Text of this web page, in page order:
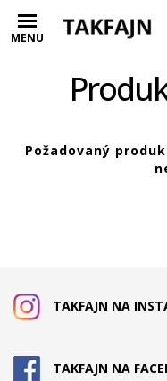
MENU
Požadovaný
TAKFAJN NA
TAKFAJN NA